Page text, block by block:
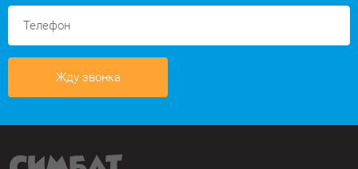
Жду звонка